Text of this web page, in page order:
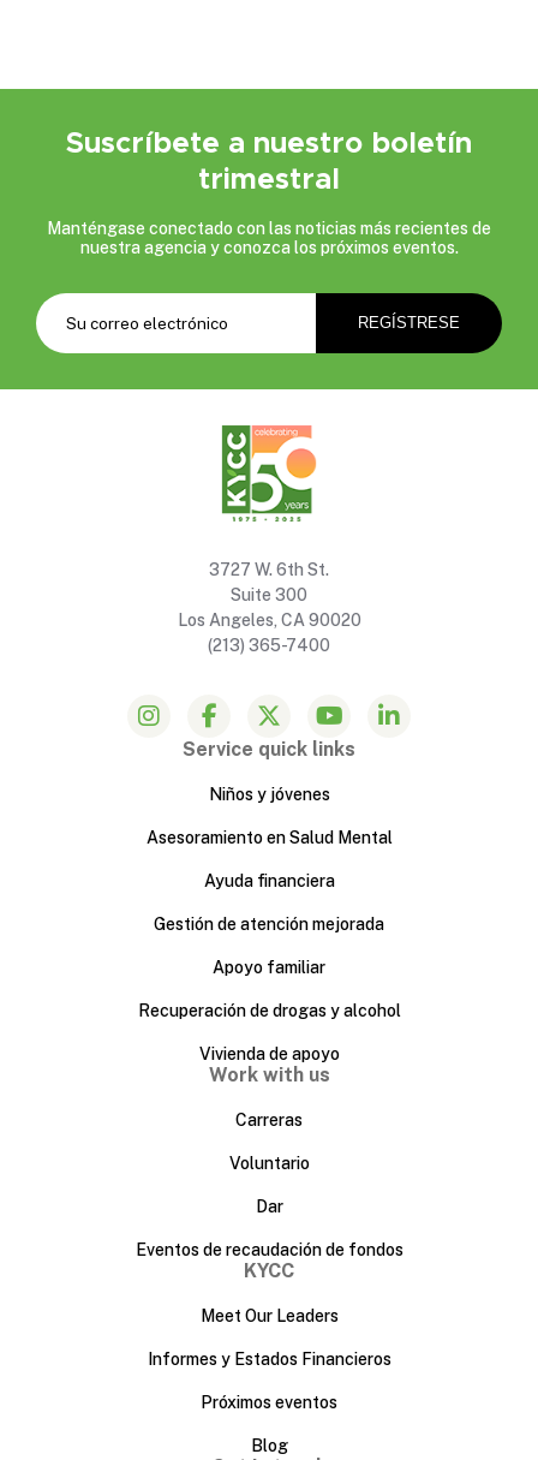
Suscríbete a nuestro boletín
trimestral
Manténgase conectado con las noticias más recientes de
nuestra agencia y conozca los próximos eventos.
3727 W. 6th St.
Suite 300
Los Angeles, CA 90020
(213) 365-7400
Service quick links
Niños y jóvenes
Asesoramiento en Salud Mental
Ayuda financiera
Gestión de atención mejorada
Apoyo familiar
Recuperación de drogas y alcohol
Vivienda de apoyo
Work with us
Carreras
Voluntario
Dar
Eventos de recaudación de fondos
KYCC
Meet Our Leaders
Informes y Estados Financieros
Próximos eventos
Blog